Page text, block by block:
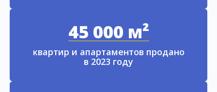
45 000 м²
квартир и апартаментов продано
в 2023 году